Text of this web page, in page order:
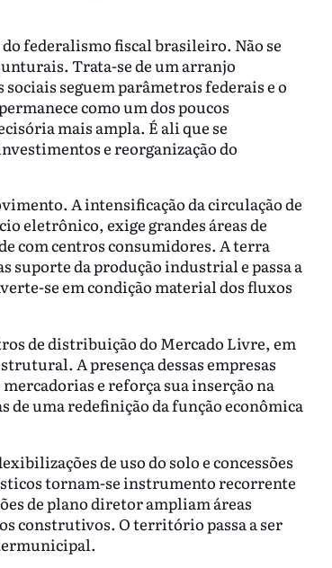
federalismo fiscal brasileiro. Não se
Trata-se de um arranjo
seguem parâmetros federais e o
como um dos poucos
mais ampla. É ali que se
e reorganização do
A intensificação da circulação de
eletrônico, exige grandes áreas de
com centros consumidores. A terra
suporte da produção industrial e passa a
se em condição material dos fluxos
de distribuição do Mercado Livre, em
A presença dessas empresas
e reforça sua inserção na
de uma redefinição da função econômica
de uso do solo e concessões
tornam-se instrumento recorrente
de plano diretor ampliam áreas
construtivos. O território passa a ser